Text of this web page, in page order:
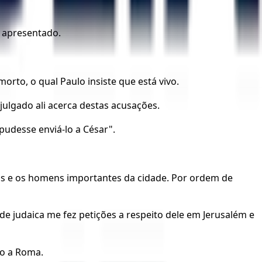
o qual Paulo insiste que está vivo.
ali acerca destas acusações.
enviá-lo a César".
e os homens importantes da cidade. Por ordem de
judaica me fez petições a respeito dele em Jerusalém e
a Roma.